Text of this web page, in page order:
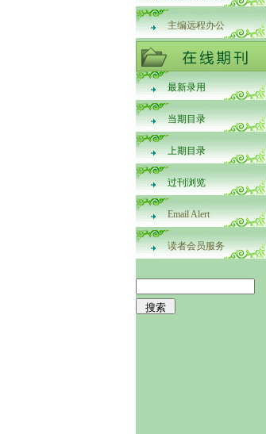
主编远程办公
最新录用
当期目录
上期目录
过刊浏览
Email Alert
读者会员服务